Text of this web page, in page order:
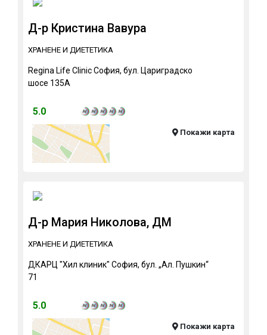
Д-р Кристина Вавура
ХРАНЕНЕ И ДИЕТЕТИКА
Regina Life Clinic София, бул. Цариградско
шосе 135А
5.0
Покажи карта
Д-р Мария Николова, ДМ
ХРАНЕНЕ И ДИЕТЕТИКА
ДКАРЦ "Хил клиник" София, бул. „Ал. Пушкин“
71
5.0
Покажи карта